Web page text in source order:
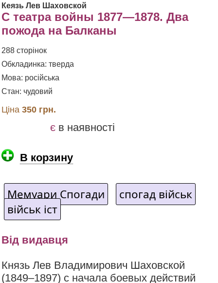
Кеязь Лев Шаховской
С театра войны 1877—1878. Два
пожода на Балканы
288 сторінок
Обкладинка: тверда
Мова: російська
Стан: чудовий
Ціна 350 грн.
є в наявності
В корзину
Мемуари Спогади
спогад військ
військ іст
Від видавця
Князь Лев Владимирович Шаховской
(1849–1897) с начала боевых действий